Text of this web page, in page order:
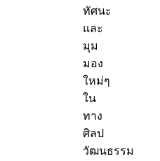
ทัศนะ
และ
มุม
มอง
ใหม่ๆ
ใน
ทาง
ศิลป
วัฒนธรรม